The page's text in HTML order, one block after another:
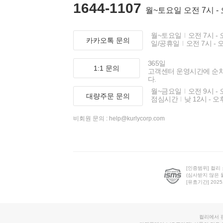
1644-1107 월~토요일 오전 7시 -
카카오톡 문의
월~토요일
오전 7시 -
일/공휴일
오전 7시 -
1:1 문의
365일
고객센터 운영시간에 순
다.
대량주문 문의
월~금요일
오전 9시 -
점심시간
낮 12시 - 오
비회원 문의 : help@kurlycorp.com
[인증범위] 컬리
(심사받지 않은
[유효기간]
컬리에서